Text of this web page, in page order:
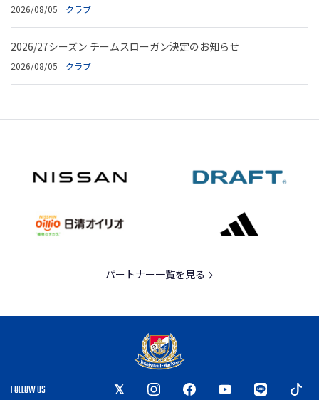
2026/08/05 クラブ
2026/27シーズン チームスローガン決定のお知らせ
2026/08/05 クラブ
パートナー一覧を見る
FOLLOW US